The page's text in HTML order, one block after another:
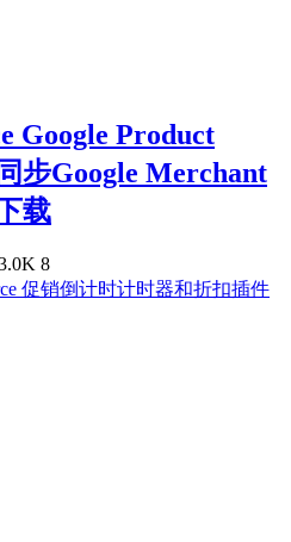
Google Product
步Google Merchant
载
8